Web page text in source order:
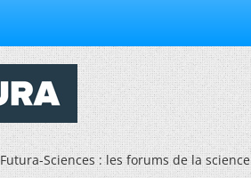
Futura-Sciences : les forums de la science